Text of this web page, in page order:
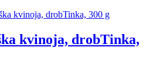
kvinoja, drobTinka,